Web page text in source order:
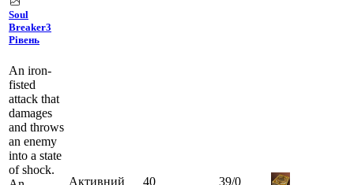
Soul
Breaker3
Рівень
An iron-
fisted
attack that
damages
and throws
an enemy
into a state
of shock.
Активний 40 39/0